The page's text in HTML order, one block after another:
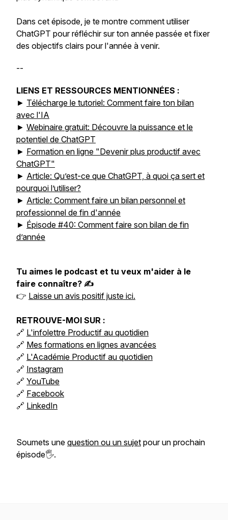
Dans cet épisode, je te montre comment utiliser
ChatGPT pour réfléchir sur ton année passée et fixer
des objectifs clairs pour l'année à venir.
--
LIENS ET RESSOURCES MENTIONNÉES :
► Télécharge le tutoriel: Comment faire ton bilan
avec l'IA
► Webinaire gratuit: Découvre la puissance et le
potentiel de ChatGPT
► Formation en ligne "Devenir plus productif avec
ChatGPT"
► Article: Qu’est-ce que ChatGPT, à quoi ça sert et
pourquoi l’utiliser?
► Article: Comment faire un bilan personnel et
professionnel de fin d'année
► Épisode #40: Comment faire son bilan de fin
d’année
Tu aimes le podcast et tu veux m'aider à le
faire connaître? ✍️
👉 Laisse un avis positif juste ici.
RETROUVE-MOI SUR :
🔗 L'infolettre Productif au quotidien
🔗 Mes formations en lignes avancées
🔗 L'Académie Productif au quotidien
🔗 Instagram
🔗 YouTube
🔗 Facebook
🔗 LinkedIn
Soumets une question ou un sujet pour un prochain
épisode🖐️.